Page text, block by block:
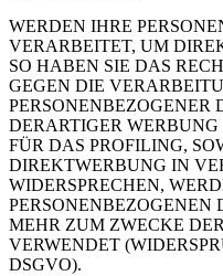
WERDEN IHRE
VERARBEITET, UM
SO HABEN SIE DAS
GEGEN DIE
PERSONENBEZOGENER
DERARTIGER
FÜR DAS PROFILING,
DIREKTWERBUNG IN
WIDERSPRECHEN,
PERSONENBEZOGENEN
MEHR ZUM ZWECKE
VERWENDET
DSGVO).